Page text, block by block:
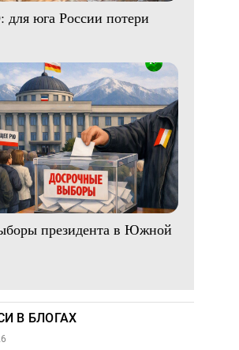
юга России потери
президента в Южной
В БЛОГАХ